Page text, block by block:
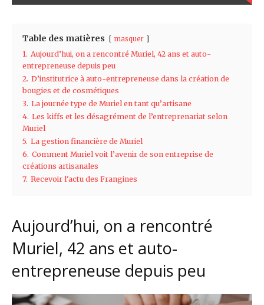
Table des matières masquer
1. Aujourd’hui, on a rencontré Muriel, 42 ans et auto-
entrepreneuse depuis peu
2. D’institutrice à auto-entrepreneuse dans la création de
bougies et de cosmétiques
3. La journée type de Muriel en tant qu’artisane
4. Les kiffs et les désagrément de l’entreprenariat selon
Muriel
5. La gestion financière de Muriel
6. Comment Muriel voit l’avenir de son entreprise de
créations artisanales
7. Recevoir l'actu des Frangines
Aujourd’hui, on a rencontré
Muriel, 42 ans et auto-
entrepreneuse depuis peu